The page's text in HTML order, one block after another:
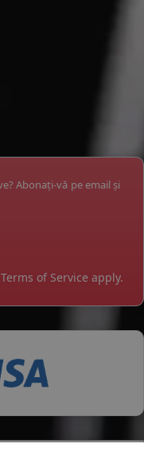
Abonați-vă pe email și
Terms of Service apply.